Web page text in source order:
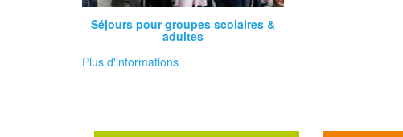
Séjours pour groupes scolaires &
adultes
Plus d'informations